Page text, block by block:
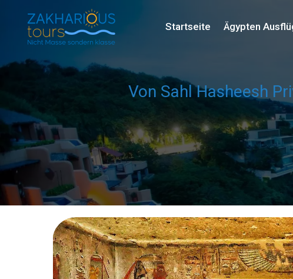
Startseite Ägypten
Von Sahl Hasheesh